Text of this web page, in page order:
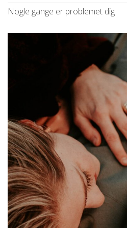
Nogle gange er problemet dig